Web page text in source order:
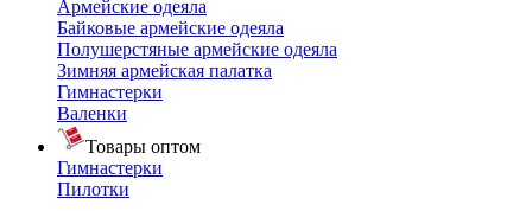
Армейские одеяла
Байковые армейские одеяла
Полушерстяные армейские одеяла
Зимняя армейская палатка
Гимнастерки
Валенки
Товары оптом
Гимнастерки
Пилотки